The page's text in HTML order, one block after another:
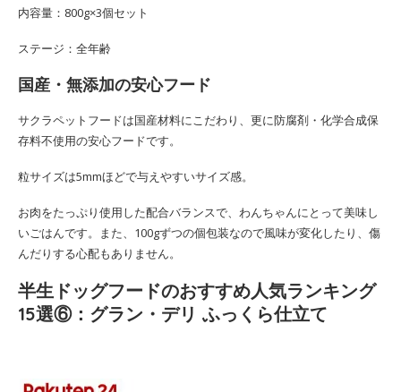
内容量：800g×3個セット
ステージ：全年齢
国産・無添加の安心フード
サクラペットフードは国産材料にこだわり、更に防腐剤・化学合成保
存料不使用の安心フードです。
粒サイズは5mmほどで与えやすいサイズ感。
お肉をたっぷり使用した配合バランスで、わんちゃんにとって美味し
いごはんです。また、100gずつの個包装なので風味が変化したり、傷
んだりする心配もありません。
半生ドッグフードのおすすめ人気ランキング
15選⑥：グラン・デリ ふっくら仕立て